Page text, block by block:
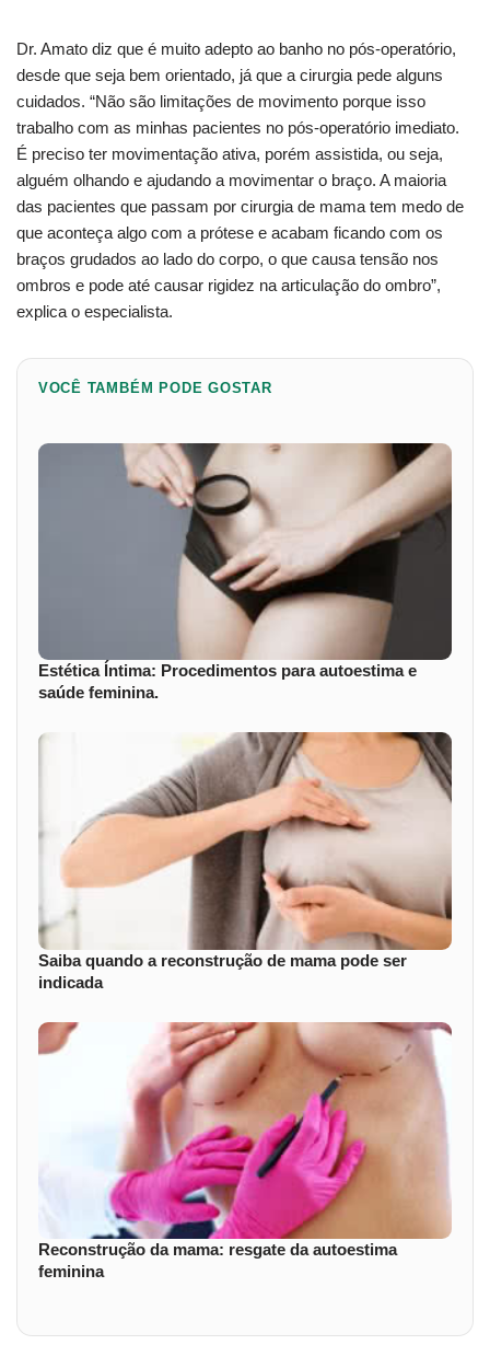
Dr. Amato diz que é muito adepto ao banho no pós-operatório,
desde que seja bem orientado, já que a cirurgia pede alguns
cuidados. “Não são limitações de movimento porque isso
trabalho com as minhas pacientes no pós-operatório imediato.
É preciso ter movimentação ativa, porém assistida, ou seja,
alguém olhando e ajudando a movimentar o braço. A maioria
das pacientes que passam por cirurgia de mama tem medo de
que aconteça algo com a prótese e acabam ficando com os
braços grudados ao lado do corpo, o que causa tensão nos
ombros e pode até causar rigidez na articulação do ombro”,
explica o especialista.
VOCÊ TAMBÉM PODE GOSTAR
Estética Íntima: Procedimentos para autoestima e
saúde feminina.
Saiba quando a reconstrução de mama pode ser
indicada
Reconstrução da mama: resgate da autoestima
feminina